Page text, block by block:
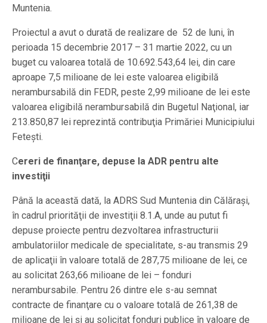
Muntenia.
Proiectul a avut o durată de realizare de 52 de luni, în
perioada 15 decembrie 2017 – 31 martie 2022, cu un
buget cu valoarea totală de 10.692.543,64 lei, din care
aproape 7,5 milioane de lei este valoarea eligibilă
nerambursabilă din FEDR, peste 2,99 milioane de lei este
valoarea eligibilă nerambursabilă din Bugetul Naţional, iar
213.850,87 lei reprezintă contribuţia Primăriei Municipiului
Feteşti.
Cereri de finanţare, depuse la ADR pentru alte
investiţii
Până la această dată, la ADRS Sud Muntenia din Călăraşi,
în cadrul priorităţii de investiţii 8.1.A, unde au putut fi
depuse proiecte pentru dezvoltarea infrastructurii
ambulatoriilor medicale de specialitate, s-au transmis 29
de aplicaţii în valoare totală de 287,75 milioane de lei, ce
au solicitat 263,66 milioane de lei – fonduri
nerambursabile. Pentru 26 dintre ele s-au semnat
contracte de finanţare cu o valoare totală de 261,38 de
milioane de lei şi au solicitat fonduri publice în valoare de